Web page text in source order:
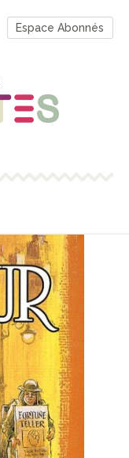
Espace Abonnés